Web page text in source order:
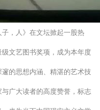
，人》在文坛掀起一股热
文艺图书奖项，成为本年度
的思想内涵、精湛的艺术技
广大读者的高度赞誉，标志